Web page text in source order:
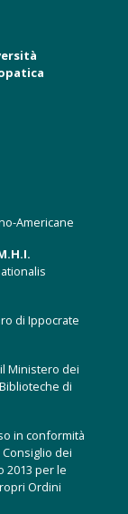
Americane
di Ippocrate
Ministero dei
di
in conformità
dei
2013 per le
Ordini